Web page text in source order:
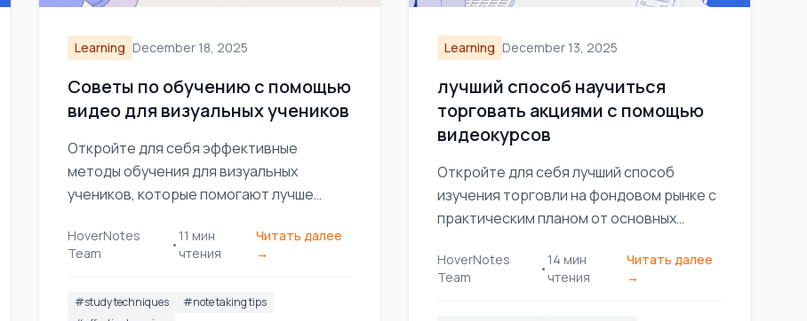
Learning December 18, 2025
Советы по обучению с помощью
видео для визуальных учеников
Откройте для себя эффективные
методы обучения для визуальных
учеников, которые помогают лучше
помощью диаграмм, скриншотов и
визуальных заметок.
HoverNotes
Team
•
11 мин
чтения
Читать далее
→
#study techniques #note taking tips
Learning December 13, 2025
лучший способ научиться
торговать акциями с помощью
видеокурсов
Откройте для себя лучший способ
изучения торговли на фондовом рынке с
практическим планом от основных
проверенных стратегий.
HoverNotes
Team
•
14 мин
чтения
Читать далее
→